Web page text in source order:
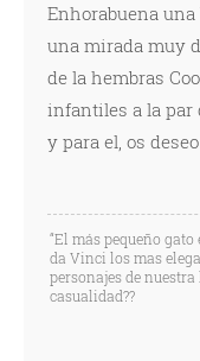
Enhorabuena
una mirada muy
de la hembras
infantiles a la par
y para el, os
“El más pequeño
da Vinci los mas
personajes de
casualidad??